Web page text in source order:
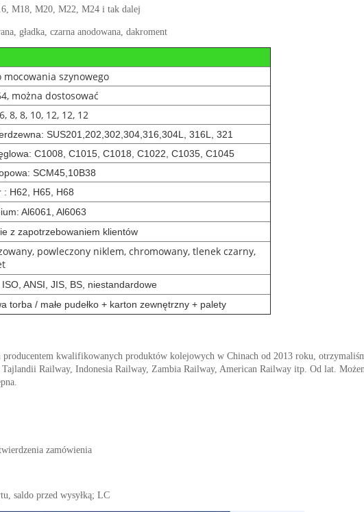
M18, M20, M22, M24 i tak dalej
gładka, czarna anodowana, dakroment
mocowania szynowego
można dostosować
8, 8, 10, 12, 12, 12
SUS201,202,302,304,316,304L, 316L, 321
C1008, C1015, C1018, C1022, C1035, C1045
SCM45,10B38
: H62, H65, H68
Al6061, Al6063
z zapotrzebowaniem klientów
powleczony niklem, chromowany, tlenek czarny,
ANSI, JIS, BS, niestandardowe
torba / małe pudełko + karton zewnętrzny + palety
producentem kwalifikowanych produktów kolejowych w Chinach od 2013 roku,
Tajlandii Railway, Indonesia Railway, Zambia Railway, American Railway itp. Od lat.
zamówienia
saldo przed wysyłką; LC